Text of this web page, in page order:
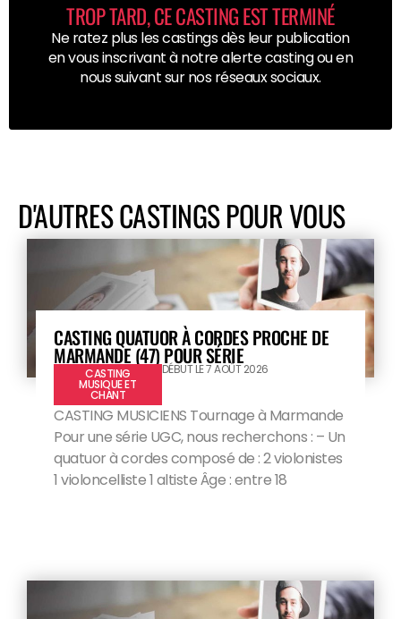
TROP TARD, CE CASTING EST TERMINÉ
Ne ratez plus les castings dès leur publication
en vous inscrivant à notre alerte casting ou en
nous suivant sur nos réseaux sociaux.
D'AUTRES CASTINGS POUR VOUS
CASTING QUATUOR À CORDES PROCHE DE
MARMANDE (47) POUR SÉRIE
CASTING
MUSIQUE ET
CHANT
DÉBUT LE 7 AOÛT 2026
CASTING MUSICIENS Tournage à Marmande
Pour une série UGC, nous recherchons : – Un
quatuor à cordes composé de : 2 violonistes
1 violoncelliste 1 altiste Âge : entre 18